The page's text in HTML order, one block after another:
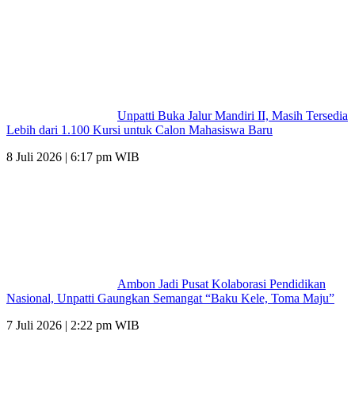
Unpatti Buka Jalur Mandiri II, Masih Tersedia
Lebih dari 1.100 Kursi untuk Calon Mahasiswa Baru
8 Juli 2026 | 6:17 pm WIB
Ambon Jadi Pusat Kolaborasi Pendidikan
Nasional, Unpatti Gaungkan Semangat “Baku Kele, Toma Maju”
7 Juli 2026 | 2:22 pm WIB